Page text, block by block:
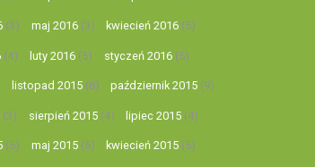
(3) maj 2016(3) kwiecień 2016 (5)
(4) luty 2016 (5) styczeń 2016(5)
listopad 2015(8) październik 2015 (9)
(3) sierpień 2015(4) lipiec 2015 (4)
(5) maj 2015(5) kwiecień 2015 (5)